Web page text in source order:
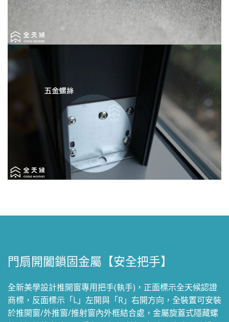
門扇開闔鎖固金屬【安全把手】
全新美學設計推開窗專用把手(執手)，正面標示全天候認證
商標，反面標示「L」左開與「R」右開方向，全裝置可安裝
於推開窗/外推窗/推射窗內外框結合處，金屬旋蓋式隱藏螺